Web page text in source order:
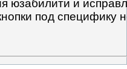
юзабилити и
под специфику